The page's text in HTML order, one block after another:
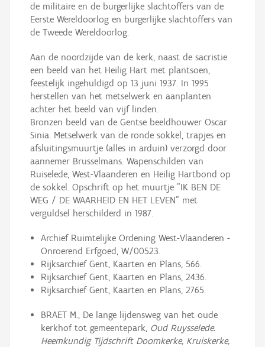
de militaire en de burgerlijke slachtoffers van de
Eerste Wereldoorlog en burgerlijke slachtoffers van
de Tweede Wereldoorlog.
Aan de noordzijde van de kerk, naast de sacristie
een beeld van het Heilig Hart met plantsoen,
feestelijk ingehuldigd op 13 juni 1937. In 1995
herstellen van het metselwerk en aanplanten
achter het beeld van vijf linden.
Bronzen beeld van de Gentse beeldhouwer Oscar
Sinia. Metselwerk van de ronde sokkel, trapjes en
afsluitingsmuurtje (alles in arduin) verzorgd door
aannemer Brusselmans. Wapenschilden van
Ruiselede, West-Vlaanderen en Heilig Hartbond op
de sokkel. Opschrift op het muurtje "IK BEN DE
WEG / DE WAARHEID EN HET LEVEN" met
verguldsel herschilderd in 1987.
Archief Ruimtelijke Ordening West-Vlaanderen -
Onroerend Erfgoed, W/00523.
Rijksarchief Gent, Kaarten en Plans, 566.
Rijksarchief Gent, Kaarten en Plans, 2436.
Rijksarchief Gent, Kaarten en Plans, 2765.
BRAET M., De lange lijdensweg van het oude
kerkhof tot gemeentepark, Oud Ruysselede.
Heemkundig Tijdschrift Doomkerke, Kruiskerke,